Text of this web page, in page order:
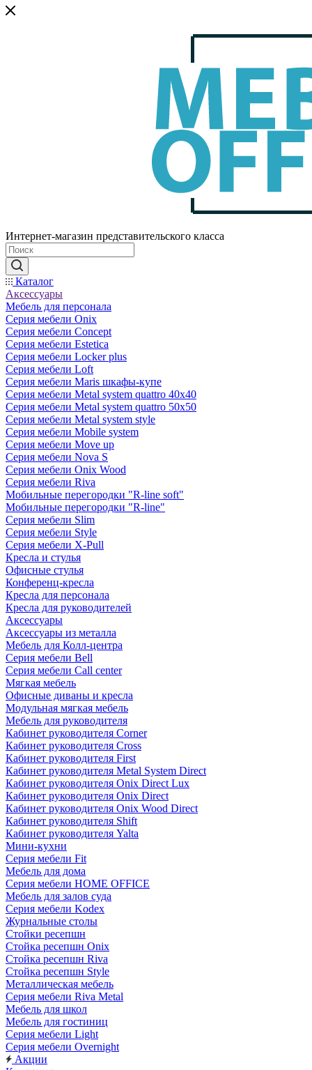
Интернет-магазин представительского класса
Каталог
Аксессуары
Мебель для персонала
Серия мебели Onix
Серия мебели Concept
Серия мебели Estetica
Серия мебели Locker plus
Серия мебели Loft
Серия мебели Maris шкафы-купе
Серия мебели Metal system quattro 40x40
Серия мебели Metal system quattro 50x50
Серия мебели Metal system style
Серия мебели Mobile system
Серия мебели Move up
Серия мебели Nova S
Серия мебели Onix Wood
Серия мебели Riva
Мобильные перегородки "R-line soft"
Мобильные перегородки "R-line"
Серия мебели Slim
Серия мебели Style
Серия мебели X-Pull
Кресла и стулья
Офисные стулья
Конференц-кресла
Кресла для персонала
Кресла для руководителей
Аксессуары
Аксессуары из металла
Мебель для Колл-центра
Серия мебели Bell
Серия мебели Call center
Мягкая мебель
Офисные диваны и кресла
Модульная мягкая мебель
Мебель для руководителя
Кабинет руководителя Corner
Кабинет руководителя Cross
Кабинет руководителя First
Кабинет руководителя Metal System Direct
Кабинет руководителя Onix Direct Lux
Кабинет руководителя Onix Direct
Кабинет руководителя Onix Wood Direct
Кабинет руководителя Shift
Кабинет руководителя Yalta
Мини-кухни
Серия мебели Fit
Мебель для дома
Серия мебели HOME OFFICE
Мебель для залов суда
Серия мебели Kodex
Журнальные столы
Стойки ресепшн
Стойка ресепшн Onix
Стойка ресепшн Riva
Стойка ресепшн Style
Металлическая мебель
Серия мебели Riva Metal
Мебель для школ
Мебель для гостиниц
Серия мебели Light
Серия мебели Overnight
Акции